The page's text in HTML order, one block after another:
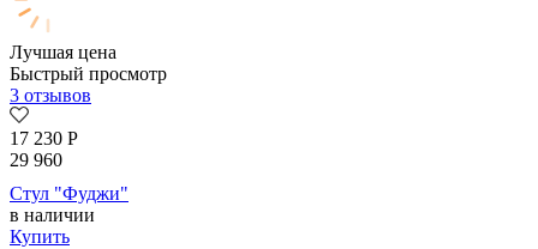
Лучшая цена
Быстрый просмотр
3 отзывов
17 230 Р
29 960
Стул "Фуджи"
в наличии
Купить